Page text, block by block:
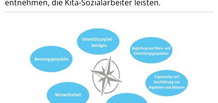
entnehmen, die Kita-Sozialarbeiter leisten.